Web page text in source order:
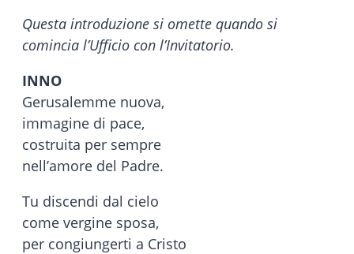
Questa introduzione si omette quando si
comincia l’Ufficio con l’Invitatorio.
INNO
Gerusalemme nuova,
immagine di pace,
costruita per sempre
nell’amore del Padre.
Tu discendi dal cielo
come vergine sposa,
per congiungerti a Cristo